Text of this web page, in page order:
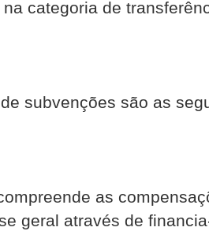
categoria de
subvenções são as
as
geral através de